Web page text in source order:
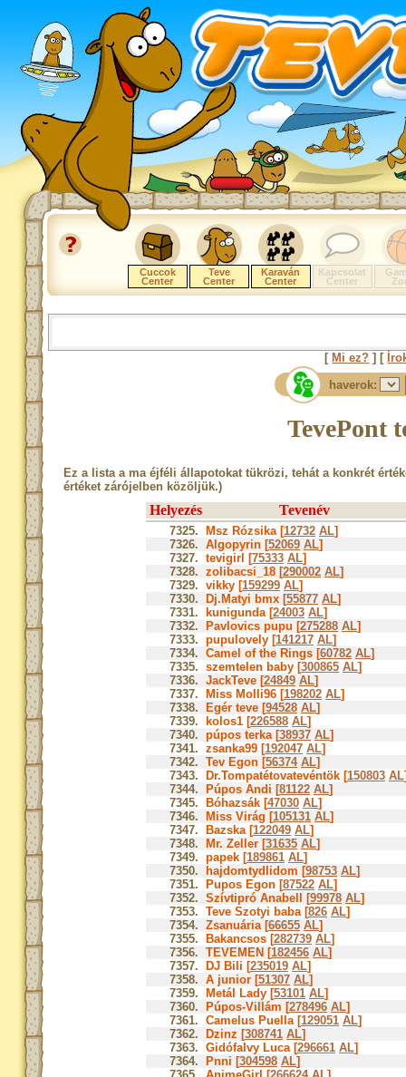
Cuccok
Center
Teve
Center
Karaván
Center
Kapcsolat
Center
[ Mi ez? ] [
haverok:
TevePont
Ez a lista a ma éjféli állapotokat tükrözi, tehát a konkrét
értéket zárójelben közöljük.)
Helyezés Tevenév
7325. Msz Rózsika [12732 AL]
7326. Algopyrin [52069 AL]
7327. tevigirl [75333 AL]
7328. zolibacsi_18 [290002 AL]
7329. vikky [159299 AL]
7330.
Dj.Matyi bmx [55877 AL]
7331.
kunigunda [24003 AL]
7332.
Pavlovics pupu [275288 AL]
7333. pupulovely [141217 AL]
7334. Camel of the Rings [60782 AL]
7335. szemtelen baby [300865 AL]
7336. JackTeve [24849 AL]
7337.
Miss Molli96 [198202 AL]
7338.
Egér teve [94528 AL]
7339.
kolos1 [226588 AL]
7340. púpos terka [38937 AL]
7341. zsanka99 [192047 AL]
7342. Tev Egon [56374 AL]
7343.
Dr.Tompatétovatevéntök [150803 AL
7344.
Púpos Andi [81122 AL]
7345.
Bóhazsák [47030 AL]
7346.
Miss Virág [105131 AL]
7347.
Bazska [122049 AL]
7348.
Mr. Zeller [31635 AL]
7349. papek [189861 AL]
7350.
hajdomtydlidom [98753 AL]
7351.
Pupos Egon [87522 AL]
7352. Szívtipró Anabell [99978 AL]
7353. Teve Szotyi baba [826 AL]
7354. Zsanuária [66655 AL]
7355.
Bakancsos [282739 AL]
7356. TEVEMEN [182456 AL]
7357.
DJ Bili [235019 AL]
7358. A junior [51307 AL]
7359.
Metál Lady [53101 AL]
7360.
Púpos-Villám [278496 AL]
7361. Camelus Puella [129051 AL]
7362.
Dzinz [308741 AL]
7363. Gidófalvy Luca [296661 AL]
7364.
Pnni [304598 AL]